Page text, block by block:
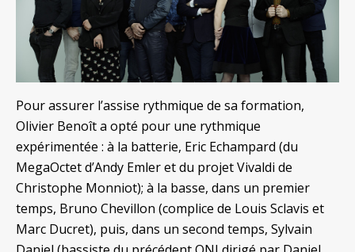
Pour assurer l’assise rythmique de sa formation,
Olivier Benoît a opté pour une rythmique
expérimentée : à la batterie, Eric Echampard (du
MegaOctet d’Andy Emler et du projet Vivaldi de
Christophe Monniot); à la basse, dans un premier
temps, Bruno Chevillon (complice de Louis Sclavis et
Marc Ducret), puis, dans un second temps, Sylvain